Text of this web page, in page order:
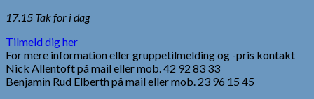
17.15 Tak for i dag
Tilmeld dig her
For mere information eller gruppetilmelding og -pris kontakt
Nick Allentoft på mail eller mob. 42 92 83 33
Benjamin Rud Elberth på mail eller mob. 23 96 15 45